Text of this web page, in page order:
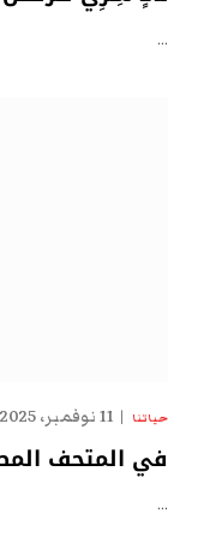
…
حياتنا 11 نوفمبر، 2025
في المتحف
…